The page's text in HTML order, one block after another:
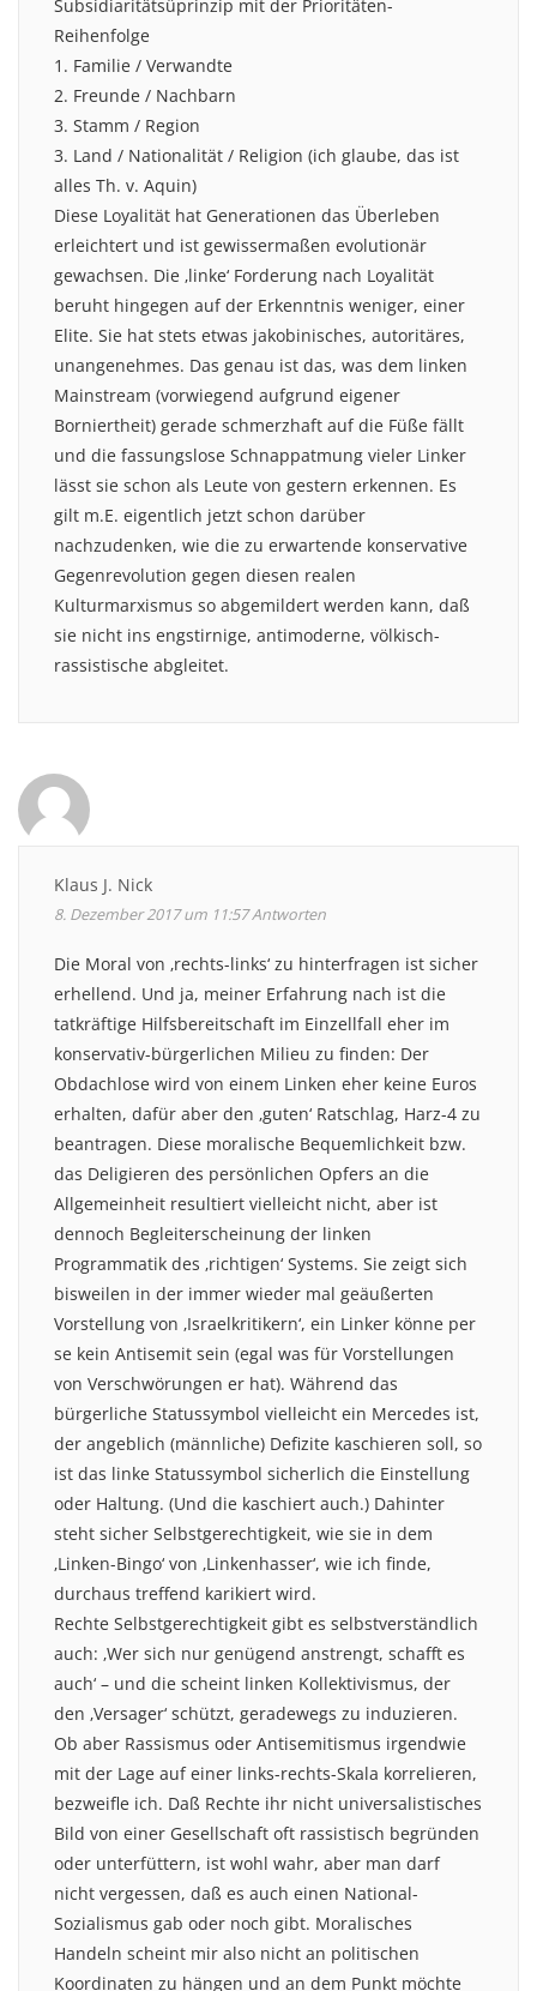
Subsidiaritätsüprinzip mit der Prioritäten-
Reihenfolge
1. Familie / Verwandte
2. Freunde / Nachbarn
3. Stamm / Region
3. Land / Nationalität / Religion (ich glaube, das ist
alles Th. v. Aquin)
Diese Loyalität hat Generationen das Überleben
erleichtert und ist gewissermaßen evolutionär
gewachsen. Die ‚linke‘ Forderung nach Loyalität
beruht hingegen auf der Erkenntnis weniger, einer
Elite. Sie hat stets etwas jakobinisches, autoritäres,
unangenehmes. Das genau ist das, was dem linken
Mainstream (vorwiegend aufgrund eigener
Borniertheit) gerade schmerzhaft auf die Füße fällt
und die fassungslose Schnappatmung vieler Linker
lässt sie schon als Leute von gestern erkennen. Es
gilt m.E. eigentlich jetzt schon darüber
nachzudenken, wie die zu erwartende konservative
Gegenrevolution gegen diesen realen
Kulturmarxismus so abgemildert werden kann, daß
sie nicht ins engstirnige, antimoderne, völkisch-
rassistische abgleitet.
Klaus J. Nick
8. Dezember 2017 um 11:57Antworten
Die Moral von ‚rechts-links‘ zu hinterfragen ist sicher
erhellend. Und ja, meiner Erfahrung nach ist die
tatkräftige Hilfsbereitschaft im Einzellfall eher im
konservativ-bürgerlichen Milieu zu finden: Der
Obdachlose wird von einem Linken eher keine Euros
erhalten, dafür aber den ‚guten‘ Ratschlag, Harz-4 zu
beantragen. Diese moralische Bequemlichkeit bzw.
das Deligieren des persönlichen Opfers an die
Allgemeinheit resultiert vielleicht nicht, aber ist
dennoch Begleiterscheinung der linken
Programmatik des ‚richtigen‘ Systems. Sie zeigt sich
bisweilen in der immer wieder mal geäußerten
Vorstellung von ‚Israelkritikern‘, ein Linker könne per
se kein Antisemit sein (egal was für Vorstellungen
von Verschwörungen er hat). Während das
bürgerliche Statussymbol vielleicht ein Mercedes ist,
der angeblich (männliche) Defizite kaschieren soll, so
ist das linke Statussymbol sicherlich die Einstellung
oder Haltung. (Und die kaschiert auch.) Dahinter
steht sicher Selbstgerechtigkeit, wie sie in dem
‚Linken-Bingo‘ von ‚Linkenhasser‘, wie ich finde,
durchaus treffend karikiert wird.
Rechte Selbstgerechtigkeit gibt es selbstverständlich
auch: ‚Wer sich nur genügend anstrengt, schafft es
auch‘ – und die scheint linken Kollektivismus, der
den ‚Versager‘ schützt, geradewegs zu induzieren.
Ob aber Rassismus oder Antisemitismus irgendwie
mit der Lage auf einer links-rechts-Skala korrelieren,
bezweifle ich. Daß Rechte ihr nicht universalistisches
Bild von einer Gesellschaft oft rassistisch begründen
oder unterfüttern, ist wohl wahr, aber man darf
nicht vergessen, daß es auch einen National-
Sozialismus gab oder noch gibt. Moralisches
Handeln scheint mir also nicht an politischen
Koordinaten zu hängen und an dem Punkt möchte